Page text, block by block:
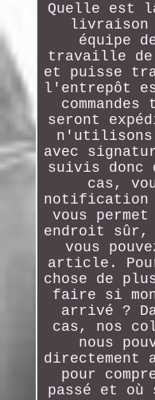
Quelle est
livraison
équipe
travaille de
et puisse
l'entrepôt
seront
n'utilisons
avec
suivis donc
cas,
notification
vous
endroit sûr,
vous
article.
chose de
faire si
arrivé ?
cas, nos
nous
directement
pour
passé et